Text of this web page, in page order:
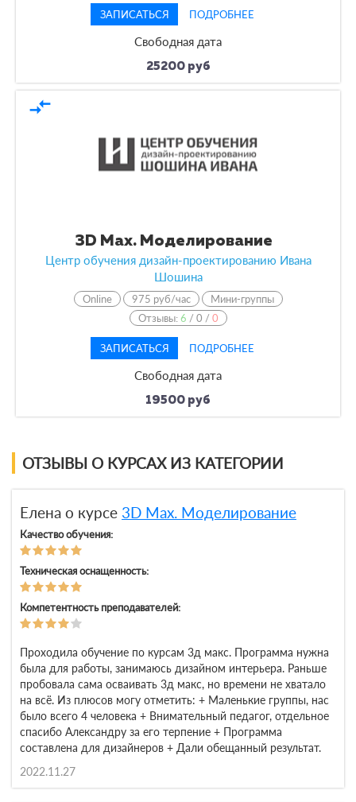
ЗАПИСАТЬСЯ ПОДРОБНЕЕ
Свободная дата
25200 руб
compare_arrows
3D Max. Моделирование
Центр обучения дизайн-проектированию Ивана
Шошина
Online 975 руб/час
Мини-группы
Отзывы:6 /0 /0
ЗАПИСАТЬСЯ ПОДРОБНЕЕ
Свободная дата
19500 руб
ОТЗЫВЫ О КУРСАХ ИЗ КАТЕГОРИИ
Елена о курсе 3D Max. Моделирование
Качество обучения:
Техническая оснащенность:
Компетентность преподавателей:
Проходила обучение по курсам 3д макс. Программа нужна
была для работы, занимаюсь дизайном интерьера. Раньше
пробовала сама осваивать 3д макс, но времени не хватало
на всё. Из плюсов могу отметить: + Маленькие группы, нас
было всего 4 человека + Внимательный педагог, отдельное
спасибо Александру за его терпение + Программа
составлена для дизайнеров + Дали обещанный результат.
2022.11.27